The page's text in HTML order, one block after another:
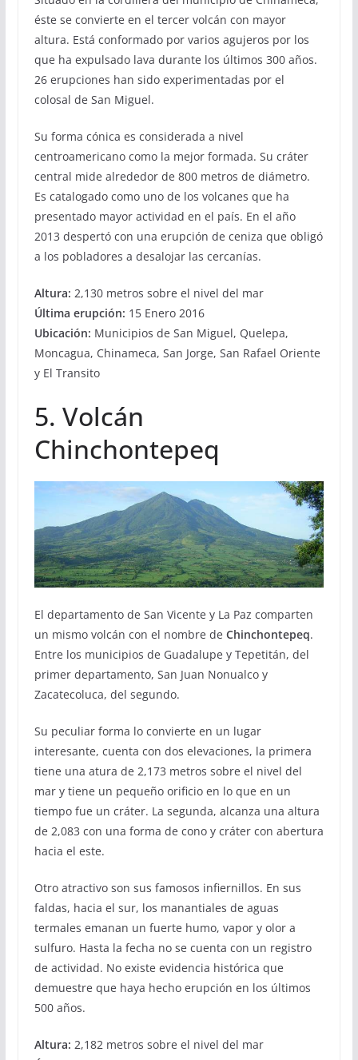
éste se convierte en el tercer volcán con mayor
altura. Está conformado por varios agujeros por los
que ha expulsado lava durante los últimos 300 años.
26 erupciones han sido experimentadas por el
colosal de San Miguel.
Su forma cónica es considerada a nivel
centroamericano como la mejor formada. Su cráter
central mide alrededor de 800 metros de diámetro.
Es catalogado como uno de los volcanes que ha
presentado mayor actividad en el país. En el año
2013 despertó con una erupción de ceniza que obligó
a los pobladores a desalojar las cercanías.
Altura: 2,130 metros sobre el nivel del mar
Última erupción: 15 Enero 2016
Ubicación: Municipios de San Miguel, Quelepa,
Moncagua, Chinameca, San Jorge, San Rafael Oriente
y El Transito
5. Volcán
Chinchontepeq
El departamento de San Vicente y La Paz comparten
un mismo volcán con el nombre de Chinchontepeq.
Entre los municipios de Guadalupe y Tepetitán, del
primer departamento, San Juan Nonualco y
Zacatecoluca, del segundo.
Su peculiar forma lo convierte en un lugar
interesante, cuenta con dos elevaciones, la primera
tiene una atura de 2,173 metros sobre el nivel del
mar y tiene un pequeño orificio en lo que en un
tiempo fue un cráter. La segunda, alcanza una altura
de 2,083 con una forma de cono y cráter con abertura
hacia el este.
Otro atractivo son sus famosos infiernillos. En sus
faldas, hacia el sur, los manantiales de aguas
termales emanan un fuerte humo, vapor y olor a
sulfuro. Hasta la fecha no se cuenta con un registro
de actividad. No existe evidencia histórica que
demuestre que haya hecho erupción en los últimos
500 años.
Altura: 2,182 metros sobre el nivel del mar